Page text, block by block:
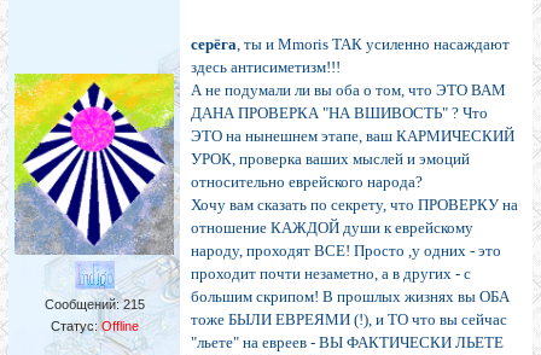
Сообщений:215
Статус: Offline
серёга, ты и Mmoris ТАК усиленно насаждают
здесь антисиметизм!!!
А не подумали ли вы оба о том, что ЭТО ВАМ
ДАНА ПРОВЕРКА "НА ВШИВОСТЬ" ? Что
ЭТО на нынешнем этапе, ваш КАРМИЧЕСКИЙ
УРОК, проверка ваших мыслей и эмоций
относительно еврейского народа?
Хочу вам сказать по секрету, что ПРОВЕРКУ на
отношение КАЖДОЙ души к еврейскому
народу, проходят ВСЕ! Просто ,у одних - это
проходит почти незаметно, а в других - с
большим скрипом! В прошлых жизнях вы ОБА
тоже БЫЛИ ЕВРЕЯМИ (!), и ТО что вы сейчас
"льете" на евреев - ВЫ ФАКТИЧЕСКИ ЛЬЕТЕ